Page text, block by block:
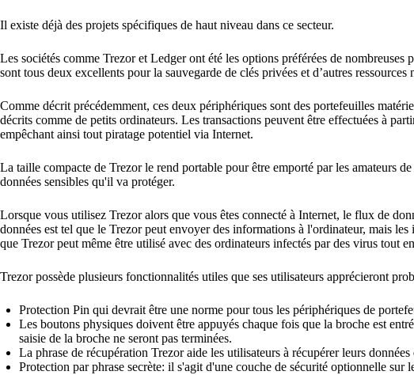
Il existe déjà des projets spécifiques de haut niveau dans ce secteur.
Les sociétés comme Trezor et Ledger ont été les options préférées de
sont tous deux excellents pour la sauvegarde de clés privées et d’autres
Comme décrit précédemment, ces deux périphériques sont des portefeuilles
décrits comme de petits ordinateurs. Les transactions peuvent être effectuées à
empêchant ainsi tout piratage potentiel via Internet.
La taille compacte de Trezor le rend portable pour être emporté par les amateurs
données sensibles qu'il va protéger.
Lorsque vous utilisez Trezor alors que vous êtes connecté à Internet, le flux de
données est tel que le Trezor peut envoyer des informations à l'ordinateur, mais
que Trezor peut même être utilisé avec des ordinateurs infectés par des virus tout
Trezor possède plusieurs fonctionnalités utiles que ses utilisateurs apprécieront
Protection Pin qui devrait être une norme pour tous les périphériques de
Les boutons physiques doivent être appuyés chaque fois que la broche est
saisie de la broche ne seront pas terminées.
La phrase de récupération Trezor aide les utilisateurs à récupérer leurs
Protection par phrase secrète: il s'agit d'une couche de sécurité optionnelle sur